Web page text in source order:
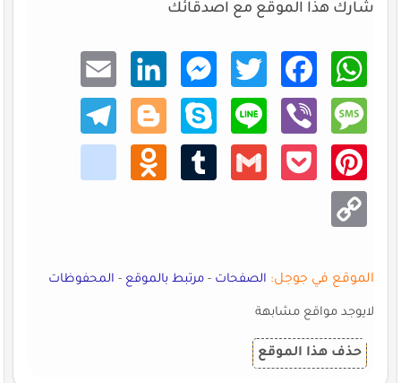
شارك هذا الموقع مع اصدقائك
What
sApp
Faceb
ook
Twitt
er
Mess
enger
Linke
dIn
Email
Mess
age
Viber
Line
Skype
Blogg
er
Teleg
ram
Pinte
rest
Pocke
Gmail
Tumb
Odno
klass
niki
Copy
Link
الموقع في جوجل: الصفحات-مرتبط بالموقع-المحفوظات
لايوجد مواقع مشابهة
حذف هذا الموقع